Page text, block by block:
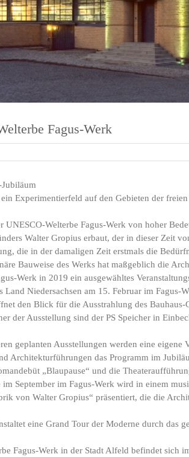
Fagus-Werk
Experimentierfeld auf den Gebieten der
UNESCO-Welterbe Fagus-Werk von hoher
Walter Gropius erbaut, der in dieser Zeit
die in der damaligen Zeit erstmals die
Bauweise des Werks hat maßgeblich die
Werk in 2019 ein ausgewähltes
Niedersachsen am 15. Februar im
den Blick für die Ausstrahlung des
der Ausstellung sind der PS Speicher in
geplanten Ausstellungen werden eine eigene
Architekturführungen das Programm im
„Blaupause“ und die
September im Fagus-Werk wird in einem
von Walter Gropius“ präsentiert, die die
eine Grand Tour der Moderne durch das
Fagus-Werk in der Stadt Alfeld befindet sich